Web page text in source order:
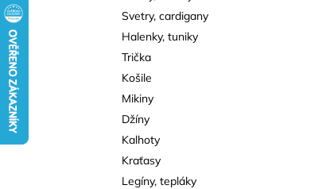
Svetry, cardigany
Halenky, tuniky
Trička
Košile
Mikiny
Džíny
Kalhoty
Kraťasy
Legíny, tepláky